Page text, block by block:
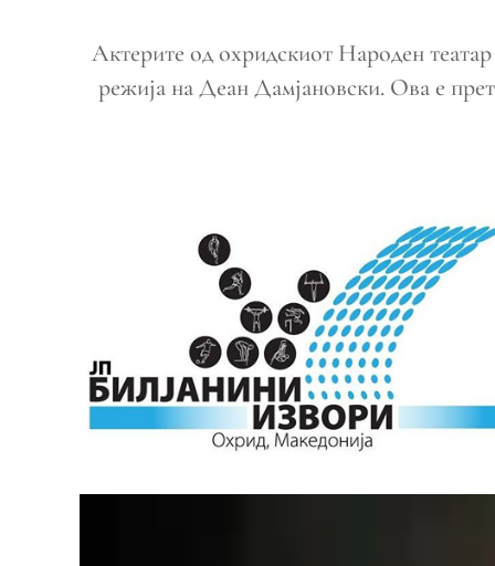
Актерите од охридскиот Народен
режија на Деан Дамјановски. Ова е